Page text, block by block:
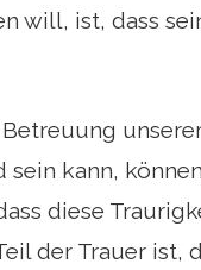
will, ist, dass
sein kann,
diese
der Trauer ist,